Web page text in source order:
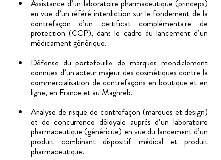
Assistance d’un laboratoire pharmaceutique (princeps)
en vue d’un référé interdiction sur le fondement de la
contrefaçon d’un certificat complémentaire de
protection (CCP), dans le cadre du lancement d’un
médicament générique.
Défense du portefeuille de marques mondialement
connues d’un acteur majeur des cosmétiques contre la
commercialisation de contrefaçons en boutique et en
ligne, en France et au Maghreb.
Analyse de risque de contrefaçon (marques et design)
et de concurrence déloyale auprès d’un laboratoire
pharmaceutique (générique) en vue du lancement d’un
produit combinant dispositif médical et produit
pharmaceutique.